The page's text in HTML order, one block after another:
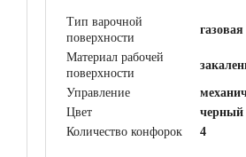
Тип варочной
поверхности
газовая
Материал рабочей
поверхности
Управление
Цвет
черный
Количество конфорок
4